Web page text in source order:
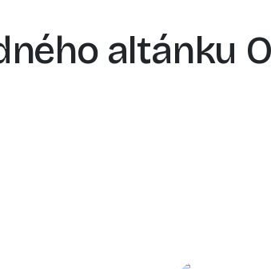
altánku